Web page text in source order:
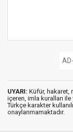
UYARI: Küfür, hakaret,
içeren, imla kuralları ile
Türkçe karakter
onaylanmamaktadır.